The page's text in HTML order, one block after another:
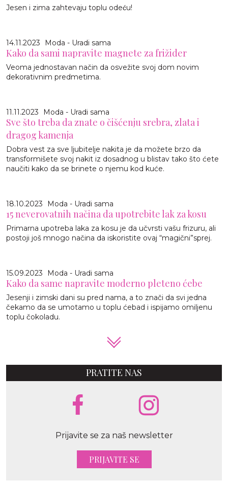
Jesen i zima zahtevaju toplu odeću!
14.11.2023 Moda - Uradi sama
Kako da sami napravite magnete za frižider
Veoma jednostavan način da osvežite svoj dom novim
dekorativnim predmetima.
11.11.2023 Moda - Uradi sama
Sve što treba da znate o čišćenju srebra, zlata i
dragog kamenja
Dobra vest za sve ljubitelje nakita je da možete brzo da
transformišete svoj nakit iz dosadnog u blistav tako što ćete
naučiti kako da se brinete o njemu kod kuće.
18.10.2023 Moda - Uradi sama
15 neverovatnih načina da upotrebite lak za kosu
Primarna upotreba laka za kosu je da učvrsti vašu frizuru, ali
postoji još mnogo načina da iskoristite ovaj “magični”sprej.
15.09.2023 Moda - Uradi sama
Kako da same napravite moderno pleteno ćebe
Jesenji i zimski dani su pred nama, a to znači da svi jedna
čekamo da se umotamo u toplu ćebad i ispijamo omiljenu
toplu čokoladu.
PRATITE NAS
Prijavite se za naš newsletter
PRIJAVITE SE